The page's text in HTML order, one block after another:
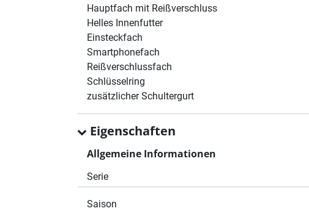
Hauptfach mit Reißverschluss
Helles Innenfutter
Einsteckfach
Smartphonefach
Reißverschlussfach
Schlüsselring
zusätzlicher Schultergurt
Eigenschaften
Allgemeine Informationen
Serie
Saison